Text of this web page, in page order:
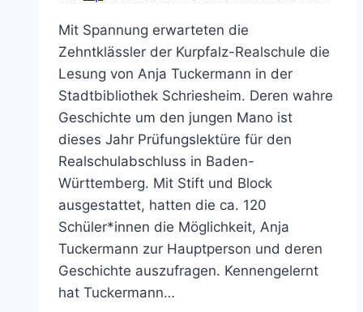
Mit Spannung erwarteten die
Zehntklässler der Kurpfalz-Realschule die
Lesung von Anja Tuckermann in der
Stadtbibliothek Schriesheim. Deren wahre
Geschichte um den jungen Mano ist
dieses Jahr Prüfungslektüre für den
Realschulabschluss in Baden-
Württemberg. Mit Stift und Block
ausgestattet, hatten die ca. 120
Schüler*innen die Möglichkeit, Anja
Tuckermann zur Hauptperson und deren
Geschichte auszufragen. Kennengelernt
hat Tuckermann…